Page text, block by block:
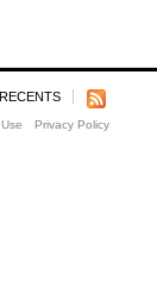
Privacy Policy